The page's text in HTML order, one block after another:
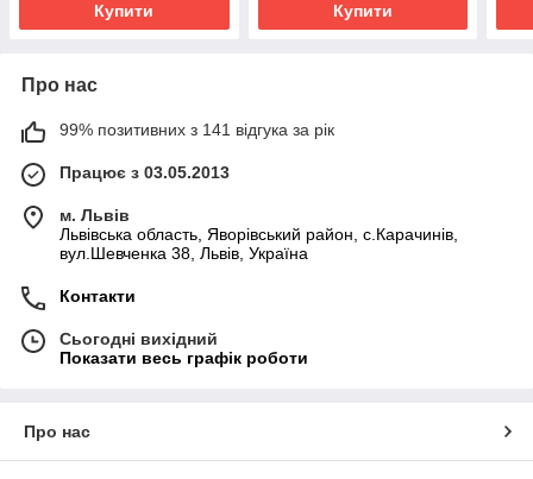
Купити Купити
Про нас
99% позитивних з 141 відгука за рік
Працює з 03.05.2013
м. Львів
Львівська область, Яворівський район, с.Карачинів,
вул.Шевченка 38, Львів, Україна
Контакти
Сьогодні вихідний
Показати весь графік роботи
Про нас